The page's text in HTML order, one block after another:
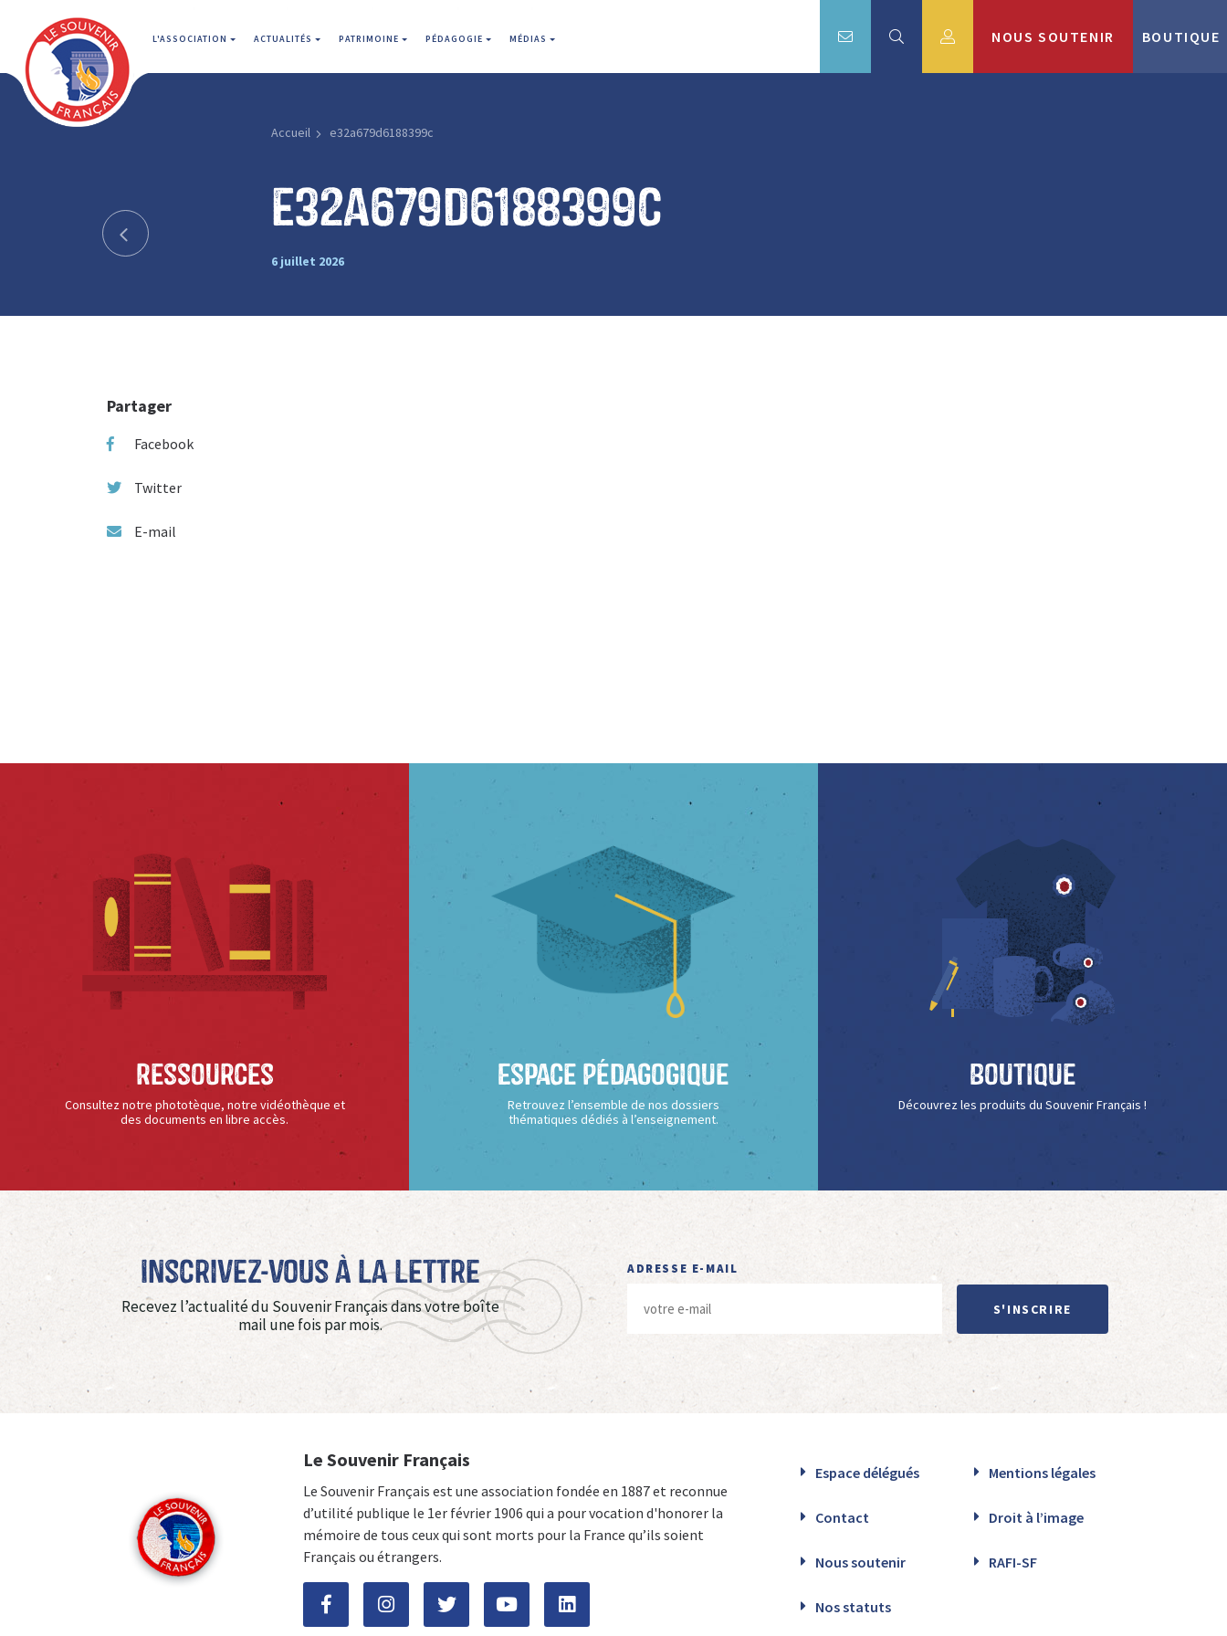
L'ASSOCIATION ACTUALITÉS PATRIMOINE PÉDAGOGIE MÉDIAS NOUS SOUTENIR BOUTIQUE
Accueil e32a679d6188399c
e32a679d6188399c
6 juillet 2026
Partager
Facebook
Twitter
E-mail
Ressources
Consultez notre phototèque, notre vidéothèque et
des documents en libre accès.
Espace Pédagogique
Retrouvez l’ensemble de nos dossiers
thématiques dédiés à l’enseignement.
Boutique
Découvrez les produits du Souvenir Français !
Inscrivez-vous à La Lettre
Recevez l’actualité du Souvenir Français dans votre boîte
mail une fois par mois.
ADRESSE E-MAIL
S'INSCRIRE
Le Souvenir Français
Le Souvenir Français est une association fondée en 1887 et reconnue
d’utilité publique le 1er février 1906 qui a pour vocation d'honorer la
mémoire de tous ceux qui sont morts pour la France qu’ils soient
Français ou étrangers.
Espace délégués Mentions légales
Contact Droit à l’image
Nous soutenir RAFI-SF
Nos statuts